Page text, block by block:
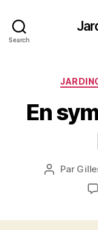
Search
En
Auteur
Par